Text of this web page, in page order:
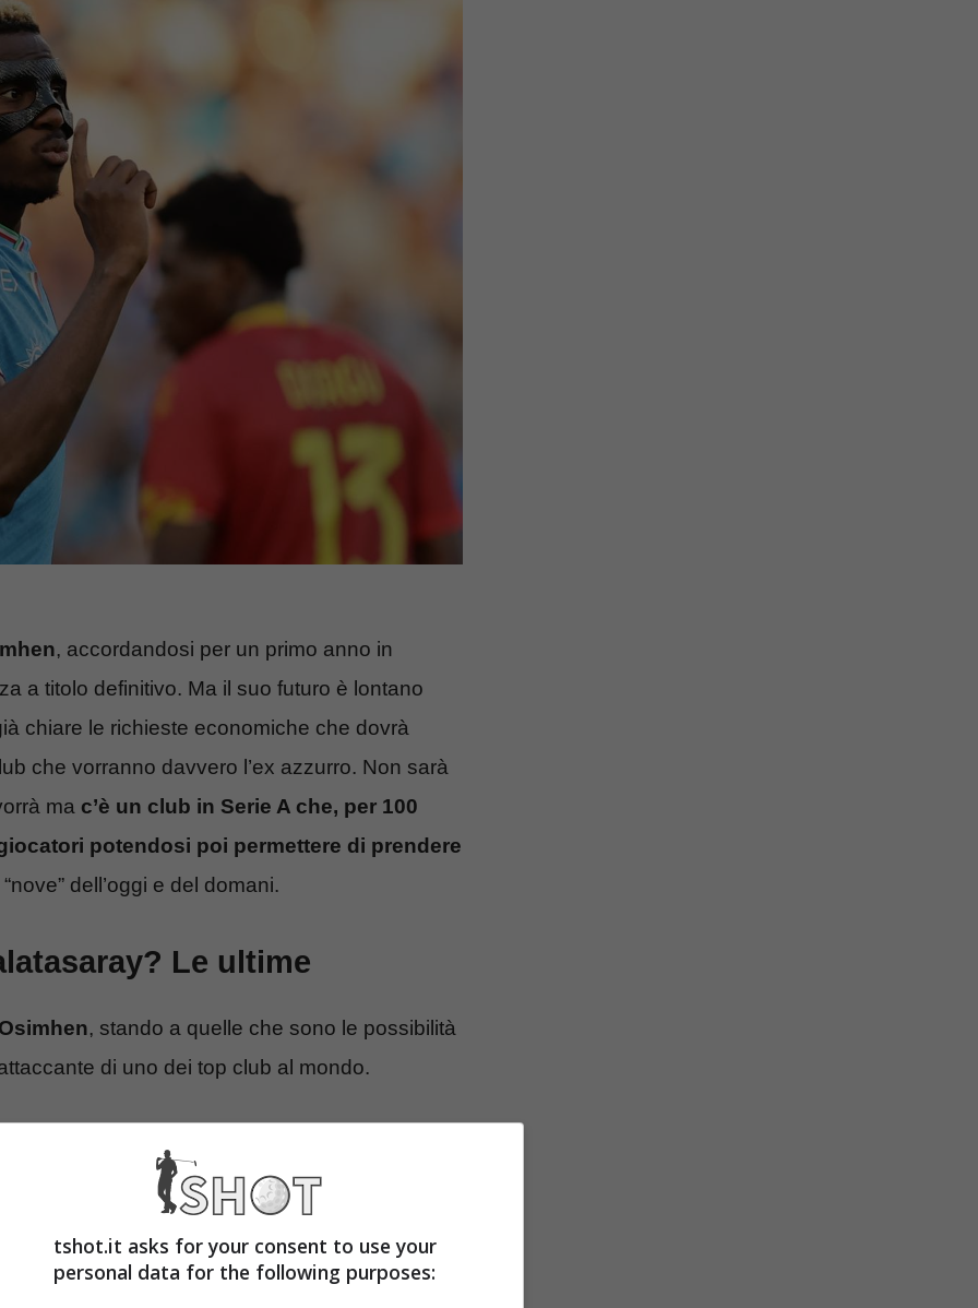
, accordandosi per un primo anno in
a titolo definitivo. Ma il suo futuro è lontano
chiare le richieste economiche che dovrà
che vorranno davvero l’ex azzurro. Non sarà
ma c’è un club in Serie A che, per 100
potendosi poi permettere di prendere
dell’oggi e del domani.
Le ultime
, stando a quelle che sono le possibilità
di uno dei top club al mondo.
quando ancora vestiva la maglia del
Kvara quello che fu uno dei duo più
top club tra cuiManchester United e
Dovessero farsi avanti club
tshot.it asks for your consent to use your
personal data for the following purposes: